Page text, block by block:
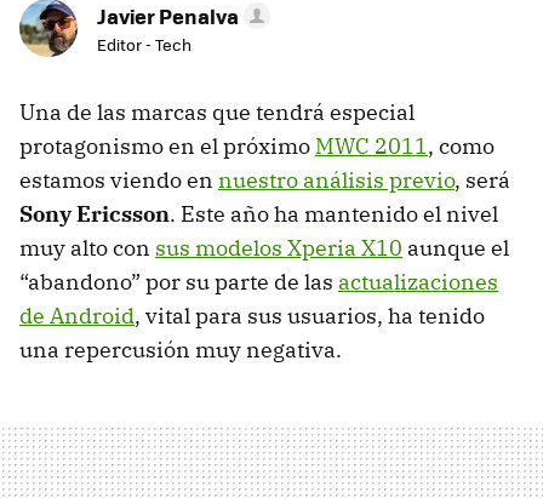
Javier Penalva
Editor - Tech
Una de las marcas que tendrá especial
protagonismo en el próximo MWC 2011, como
estamos viendo en nuestro análisis previo, será
Sony Ericsson. Este año ha mantenido el nivel
muy alto con sus modelos Xperia X10 aunque el
“abandono” por su parte de las actualizaciones
de Android, vital para sus usuarios, ha tenido
una repercusión muy negativa.